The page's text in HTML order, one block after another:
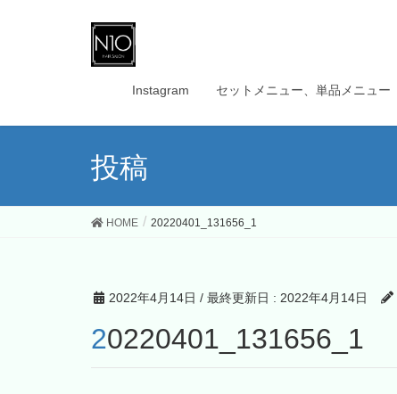
Instagram セットメニュー、単品メニュー
投稿
HOME 20220401_131656_1
2022年4月14日 / 最終更新日 : 2022年4月14日
20220401_131656_1